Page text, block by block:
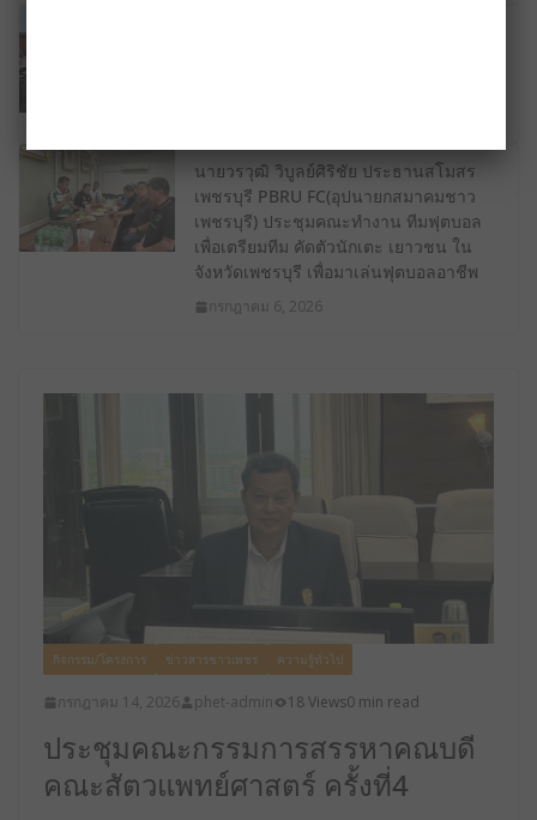
นายวรวุฒิ วิบูลย์ศิริชัย ประธานสโมสร
เพชรบุรี PBRU FC(อุปนายกสมาคมชาว
เพชรบุรี) ประชุมคณะทํางาน ทีมฟุตบอล
เพื่อเตรียมทีม คัดตัวนักเตะ เยาวชน ใน
จังหวัดเพชรบุรี เพื่อมาเล่นฟุตบอลอาชีพ
กรกฎาคม 6, 2026
กิจกรรม/โครงการ ข่าวสารชาวเพชร ความรู้ทั่วไป
กรกฎาคม 14, 2026 phet-admin 18 Views0 min read
ประชุมคณะกรรมการสรรหาคณบดี
คณะสัตวแพทย์ศาสตร์ ครั้งที่4